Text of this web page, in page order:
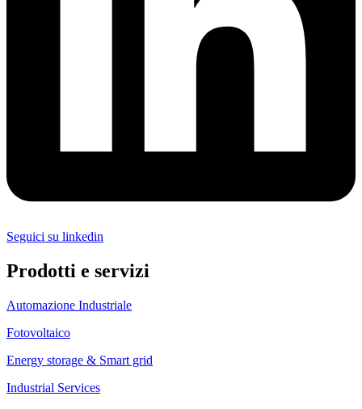
Seguici su linkedin
Prodotti e servizi
Automazione Industriale
Fotovoltaico
Energy storage & Smart grid
Industrial Services